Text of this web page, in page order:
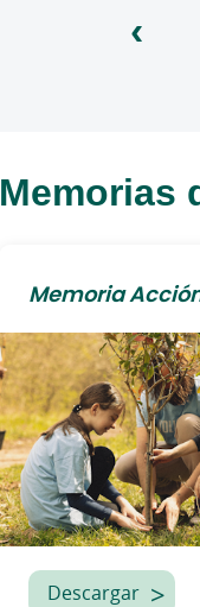
‹
Memorias
Memoria
Descargar